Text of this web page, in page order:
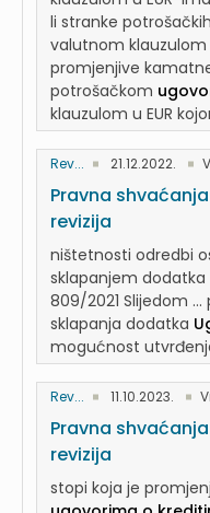
li stranke potrošačkih
valutnom klauzulom
promjenjive
potrošačkom
klauzulom u EUR
Rev... 21.12.2022.
Pravna
revizija
ništetnosti odredbi
sklapanjem dodatka
809/2021 Slijedom
sklapanja dodatka
mogućnost
Rev... 11.10.2023.
Pravna
revizija
stopi koja je